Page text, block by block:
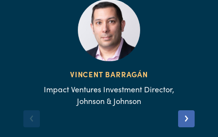
VINCENT BARRAGÁN
Impact Ventures Investment Director,
Johnson & Johnson